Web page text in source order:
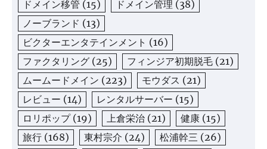
ドメイン移管 (15) ドメイン管理 (38)
ノーブランド (13)
ビクターエンタテインメント (16)
ファクタリング (25) フィンジア初期脱毛 (21)
ムームードメイン (223) モウダス (21)
レビュー (14) レンタルサーバー (15)
ロリポップ(19) 上倉栄治 (21) 健康 (15)
旅行 (168) 東村宗介 (24) 松浦幹三 (26)